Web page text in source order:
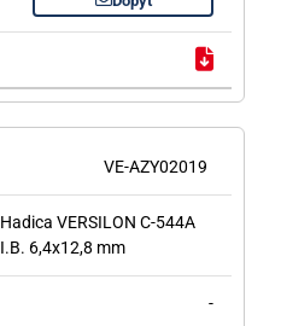
VE-AZY02019
Hadica VERSILON C-544A
I.B. 6,4x12,8 mm
-